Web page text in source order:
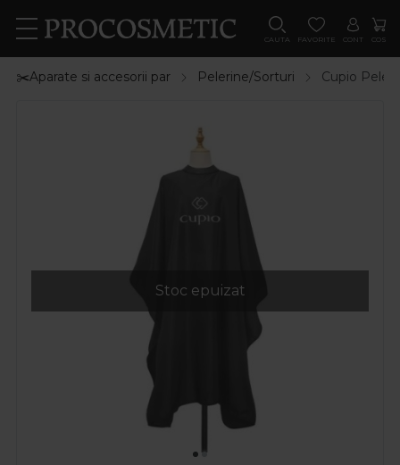
CAUTA FAVORITE CONT COS
✂️Aparate si accesorii par Pelerine/Sorturi Cupio
Stoc epuizat